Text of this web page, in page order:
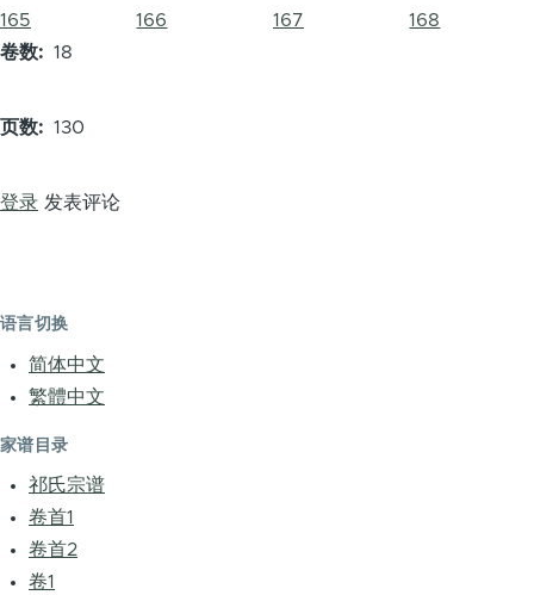
165 166 167
168
卷数
18
页数 130
登录 发表评论
语言切换
简体中文
繁體中文
家谱目录
祁氏宗谱
卷首1
卷首2
卷1